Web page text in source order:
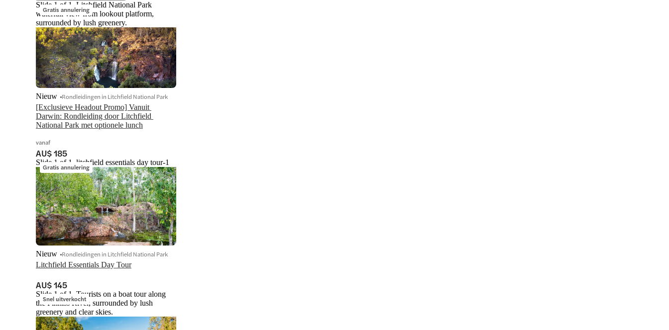
Gratis annulering
Slide 1 of 1, Litchfield National Park
waterfall view from lookout platform,
surrounded by lush greenery.
[Exclusieve Headout Promo] Vanuit
Darwin: Rondleiding door Litchfield
National Park met optionele lunch
Nieuw Rondleidingen in Litchfield National Park
vanaf
AU$ 185
Gratis annulering
Slide 1 of 1, litchfield essentials day tour-1
Litchfield Essentials Day Tour
Nieuw Rondleidingen in Litchfield National Park
AU$ 145
Snel uitverkocht
Slide 1 of 1, Tourists on a boat tour along
the Finniss River, surrounded by lush
greenery and clear skies.